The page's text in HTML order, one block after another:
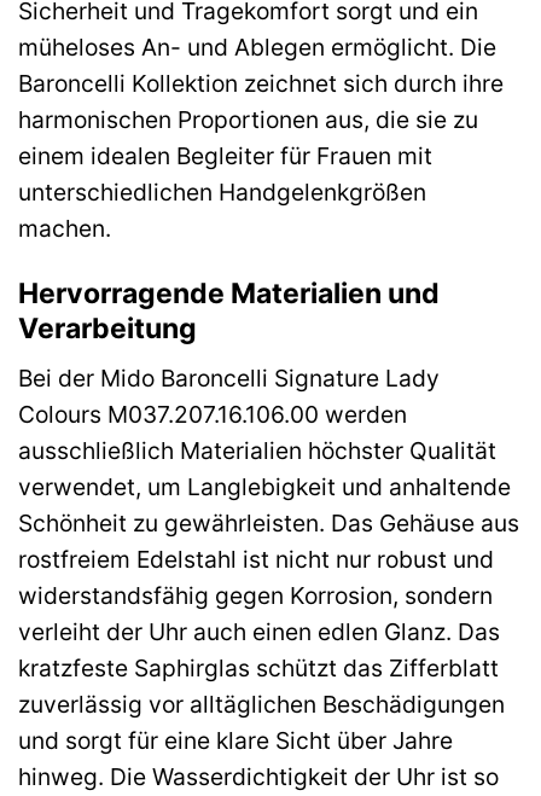
Sicherheit und Tragekomfort sorgt und ein
müheloses An- und Ablegen ermöglicht. Die
Baroncelli Kollektion zeichnet sich durch ihre
harmonischen Proportionen aus, die sie zu
einem idealen Begleiter für Frauen mit
unterschiedlichen Handgelenkgrößen
machen.
Hervorragende Materialien und
Verarbeitung
Bei der Mido Baroncelli Signature Lady
Colours M037.207.16.106.00 werden
ausschließlich Materialien höchster Qualität
verwendet, um Langlebigkeit und anhaltende
Schönheit zu gewährleisten. Das Gehäuse aus
rostfreiem Edelstahl ist nicht nur robust und
widerstandsfähig gegen Korrosion, sondern
verleiht der Uhr auch einen edlen Glanz. Das
kratzfeste Saphirglas schützt das Zifferblatt
zuverlässig vor alltäglichen Beschädigungen
und sorgt für eine klare Sicht über Jahre
hinweg. Die Wasserdichtigkeit der Uhr ist so